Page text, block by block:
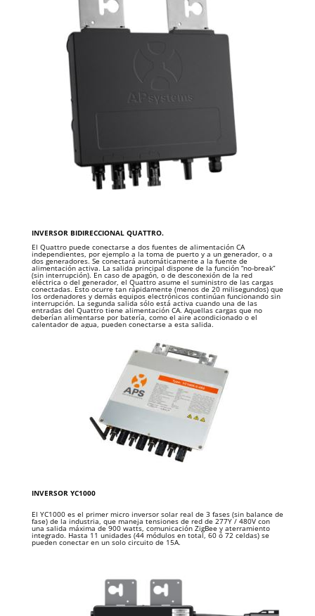
INVERSOR BIDIRECCIONAL QUATTRO.
El Quattro puede conectarse a dos fuentes de alimentación CA
independientes, por ejemplo a la toma de puerto y a un generador, o a
dos generadores. Se conectará automáticamente a la fuente de
alimentación activa. La salida principal dispone de la función “no-break”
(sin interrupción). En caso de apagón, o de desconexión de la red
eléctrica o del generador, el Quattro asume el suministro de las cargas
conectadas. Esto ocurre tan rápidamente (menos de 20 milisegundos) que
los ordenadores y demás equipos electrónicos continúan funcionando sin
interrupción. La segunda salida sólo está activa cuando una de las
entradas del Quattro tiene alimentación CA. Aquellas cargas que no
deberían alimentarse por batería, como el aire acondicionado o el
calentador de agua, pueden conectarse a esta salida.
INVERSOR YC1000
El YC1000 es el primer micro inversor solar real de 3 fases (sin balance de
fase) de la industria, que maneja tensiones de red de 277Y / 480V con
una salida máxima de 900 watts, comunicación ZigBee y aterramiento
integrado. Hasta 11 unidades (44 módulos en total, 60 ó 72 celdas) se
pueden conectar en un solo circuito de 15A.